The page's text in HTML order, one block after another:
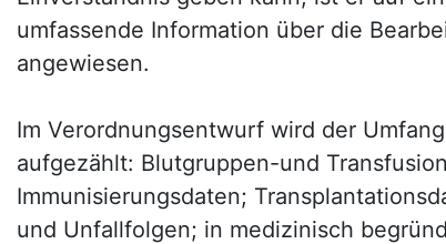
umfassende Information über die
angewiesen.
Im Verordnungsentwurf wird der
aufgezählt: Blutgruppen-und
Immunisierungsdaten;
und Unfallfolgen; in medizinisch